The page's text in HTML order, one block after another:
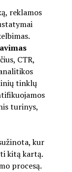
reklamos
CTR,
tinklų
turinys,
kur
kitą kartą.
procesą.